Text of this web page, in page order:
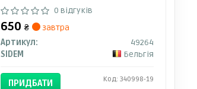
0 відгуків
650₴
завтра
Артикул:
49264
SIDEM
Бельгія
ПРИДБАТИ Код: 340998-19